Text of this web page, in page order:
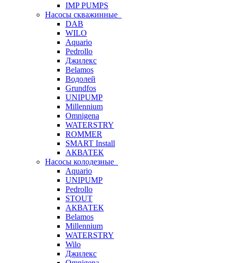
IMP PUMPS
Насосы скважинные
DAB
WILO
Aquario
Pedrollo
Джилекс
Belamos
Водолей
Grundfos
UNIPUMP
Millennium
Omnigena
WATERSTRY
ROMMER
SMART Install
АКВАТЕК
Насосы колодезные
Aquario
UNIPUMP
Pedrollo
STOUT
АКВАТЕК
Belamos
Millennium
WATERSTRY
Wilo
Джилекс